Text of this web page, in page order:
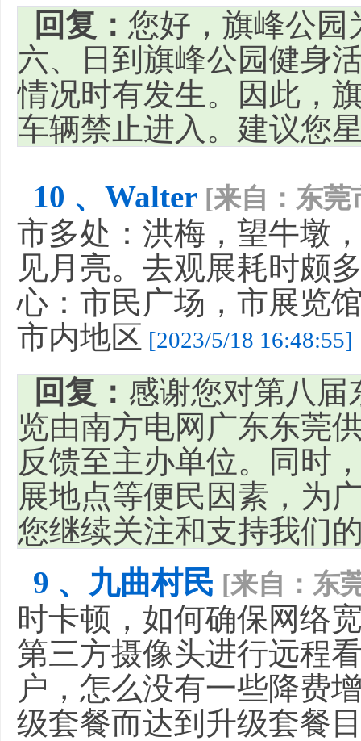
回复： 您好，旗峰公园
六、日到旗峰公园健身
情况时有发生。因此，
车辆禁止进入。建议您
10 、Walter [来自：东莞
市多处：洪梅，望牛墩
见月亮。去观展耗时颇
心：市民广场，市展览
市内地区 [2023/5/18 16:48:55]
回复： 感谢您对第八届
览由南方电网广东东莞
反馈至主办单位。同时
展地点等便民因素，为
您继续关注和支持我们
9 、九曲村民 [来自：东
时卡顿，如何确保网络
第三方摄像头进行远程
户，怎么没有一些降费
级套餐而达到升级套餐